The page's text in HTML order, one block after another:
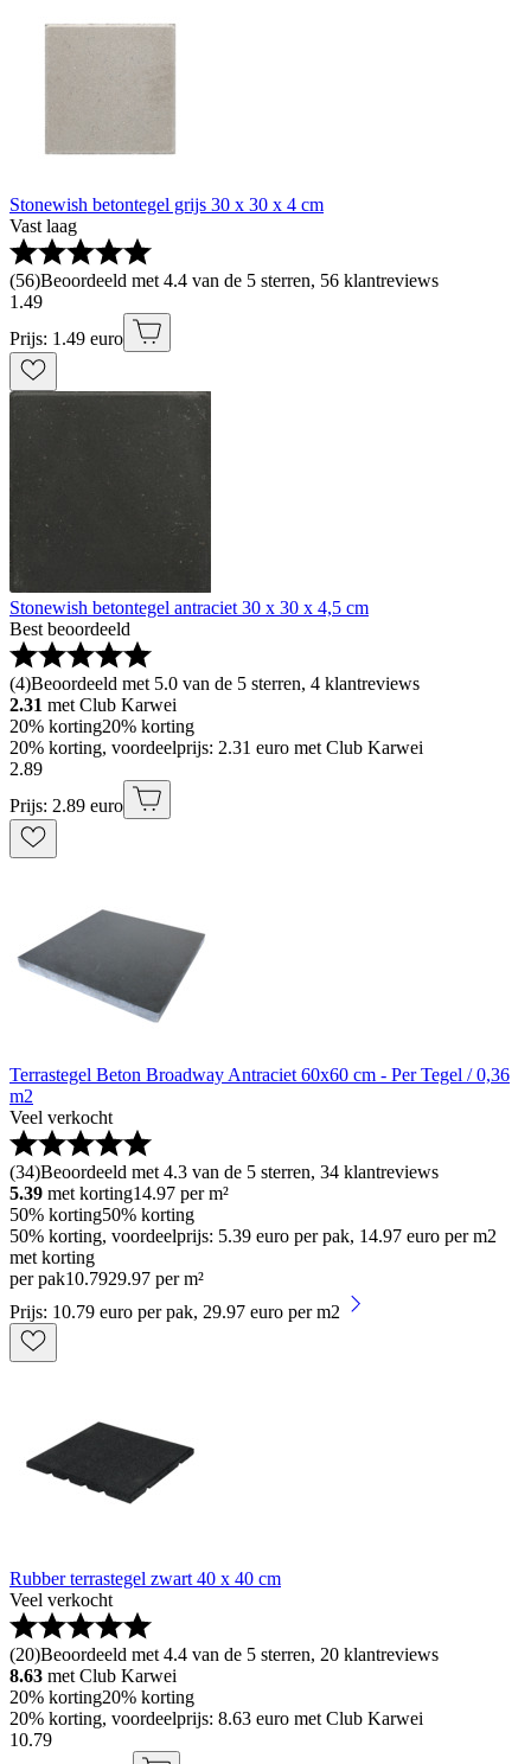
Stonewish betontegel grijs 30 x 30 x 4 cm
Vast laag
(56)Beoordeeld met 4.4 van de 5 sterren, 56 klantreviews
1 .49
Prijs: 1.49 euro
Stonewish betontegel antraciet 30 x 30 x 4,5 cm
Best beoordeeld
(4)Beoordeeld met 5.0 van de 5 sterren, 4 klantreviews
2.31 met Club Karwei
20% korting20% korting
20% korting, voordeelprijs: 2.31 euro met Club Karwei
2.89
Prijs: 2.89 euro
Terrastegel Beton Broadway Antraciet 60x60 cm - Per Tegel / 0,36
m2
Veel verkocht
(34)Beoordeeld met 4.3 van de 5 sterren, 34 klantreviews
5.39 met korting14.97 per m²
50% korting50% korting
50% korting, voordeelprijs: 5.39 euro per pak, 14.97 euro per m2
met korting
per pak10.7929.97 per m²
Prijs: 10.79 euro per pak, 29.97 euro per m2
Rubber terrastegel zwart 40 x 40 cm
Veel verkocht
(20)Beoordeeld met 4.4 van de 5 sterren, 20 klantreviews
8.63 met Club Karwei
20% korting20% korting
20% korting, voordeelprijs: 8.63 euro met Club Karwei
10.79